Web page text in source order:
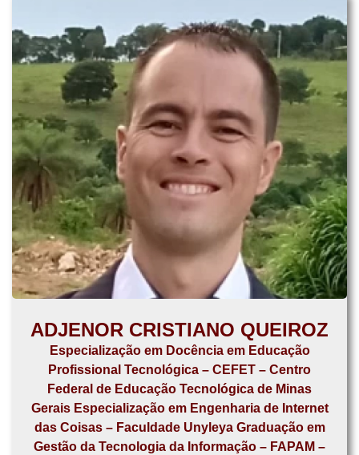
ADJENOR CRISTIANO QUEIROZ
Especialização em Docência em Educação
Profissional Tecnológica – CEFET – Centro
Federal de Educação Tecnológica de Minas
Gerais Especialização em Engenharia de Internet
das Coisas – Faculdade Unyleya Graduação em
Gestão da Tecnologia da Informação – FAPAM –